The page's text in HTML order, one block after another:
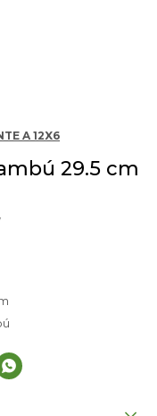
A 12X6
29.5 cm
